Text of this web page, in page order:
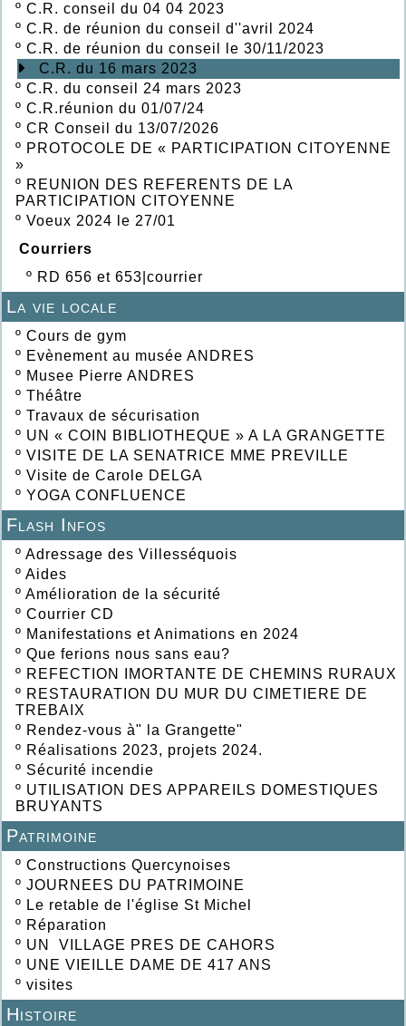
º C.R. conseil du 04 04 2023
º C.R. de réunion du conseil d''avril 2024
º C.R. de réunion du conseil le 30/11/2023
C.R. du 16 mars 2023
º C.R. du conseil 24 mars 2023
º C.R.réunion du 01/07/24
º CR Conseil du 13/07/2026
º PROTOCOLE DE « PARTICIPATION CITOYENNE
»
º REUNION DES REFERENTS DE LA
PARTICIPATION CITOYENNE
º Voeux 2024 le 27/01
Courriers
º RD 656 et 653|courrier
La vie locale
º Cours de gym
º Evènement au musée ANDRES
º Musee Pierre ANDRES
º Théâtre
º Travaux de sécurisation
º UN « COIN BIBLIOTHEQUE » A LA GRANGETTE
º VISITE DE LA SENATRICE MME PREVILLE
º Visite de Carole DELGA
º YOGA CONFLUENCE
Flash Infos
º Adressage des Villesséquois
º Aides
º Amélioration de la sécurité
º Courrier CD
º Manifestations et Animations en 2024
º Que ferions nous sans eau?
º REFECTION IMORTANTE DE CHEMINS RURAUX
º RESTAURATION DU MUR DU CIMETIERE DE
TREBAIX
º Rendez-vous à" la Grangette"
º Réalisations 2023, projets 2024.
º Sécurité incendie
º UTILISATION DES APPAREILS DOMESTIQUES
BRUYANTS
Patrimoine
º Constructions Quercynoises
º JOURNEES DU PATRIMOINE
º Le retable de l'église St Michel
º Réparation
º UN VILLAGE PRES DE CAHORS
º UNE VIEILLE DAME DE 417 ANS
º visites
Histoire